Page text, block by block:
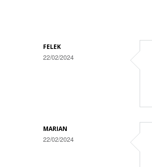
tylko
FELEK
22/02/2024
MARIAN
22/02/2024